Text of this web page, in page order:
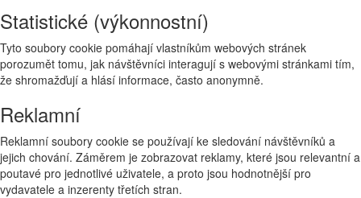
Statistické (výkonnostní)
Tyto soubory cookie pomáhají vlastníkům webových stránek
porozumět tomu, jak návštěvníci interagují s webovými stránkami tím,
že shromažďují a hlásí informace, často anonymně.
Reklamní
Reklamní soubory cookie se používají ke sledování návštěvníků a
jejich chování. Záměrem je zobrazovat reklamy, které jsou relevantní a
poutavé pro jednotlivé uživatele, a proto jsou hodnotnější pro
vydavatele a inzerenty třetích stran.